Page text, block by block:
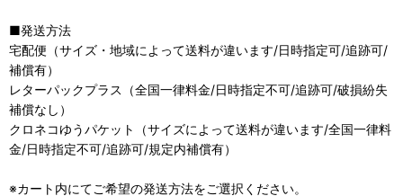
■発送方法
宅配便（サイズ・地域によって送料が違います/日時指定可/追跡可/
補償有）
レターパックプラス（全国一律料金/日時指定不可/追跡可/破損紛失
補償なし）
クロネコゆうパケット（サイズによって送料が違います/全国一律料
金/日時指定不可/追跡可/規定内補償有）
※カート内にてご希望の発送方法をご選択ください。